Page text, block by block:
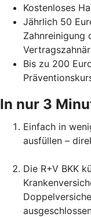
Kostenloses
Jährlich 50
Zahnreinigung
Bis zu 200
In nur 3
Einfach in
ausfüllen –
Die R+V BKK